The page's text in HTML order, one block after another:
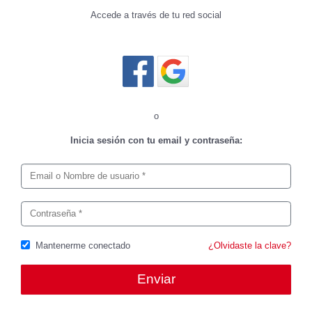
Accede a través de tu red social
Cerrar sesión
o
Inicia sesión con tu email y contraseña:
¿Olvidaste la clave?
Mantenerme conectado